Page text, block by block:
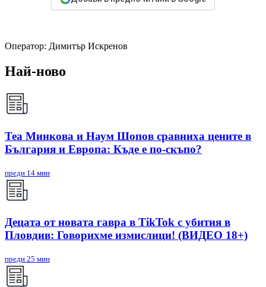
Oператор: Димитър Искренов
Най-ново
Теа Минкова и Наум Шопов сравниха цените в
България и Европа: Къде е по-скъпо?
преди 14 мин
Децата от новата гавра в TikTok с убития в
Пловдив: Говорихме измислици! (ВИДЕО 18+)
преди 25 мин